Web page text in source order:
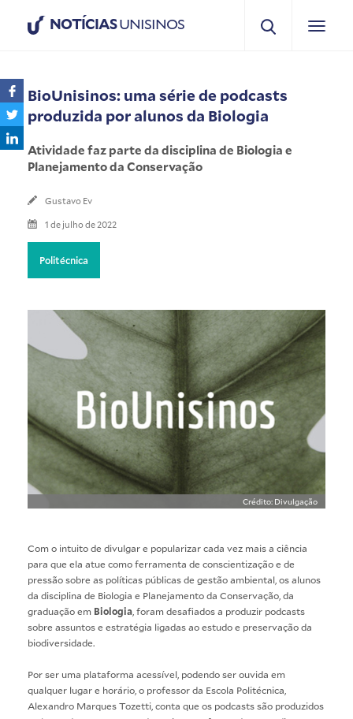
NOTÍCIASUNISINOS
BioUnisinos: uma série de podcasts
produzida por alunos da Biologia
Atividade faz parte da disciplina de Biologia e
Planejamento da Conservação
Gustavo Ev
1 de julho de 2022
Politécnica
Crédito: Divulgação
Com o intuito de divulgar e popularizar cada vez mais a ciência
para que ela atue como ferramenta de conscientização e de
pressão sobre as políticas públicas de gestão ambiental, os alunos
da disciplina de Biologia e Planejamento da Conservação, da
graduação em Biologia , foram desafiados a produzir podcasts
sobre assuntos e estratégia ligadas ao estudo e preservação da
biodiversidade.
Por ser uma plataforma acessível, podendo ser ouvida em
qualquer lugar e horário, o professor da Escola Politécnica,
Alexandro Marques Tozetti, conta que os podcasts são produzidos